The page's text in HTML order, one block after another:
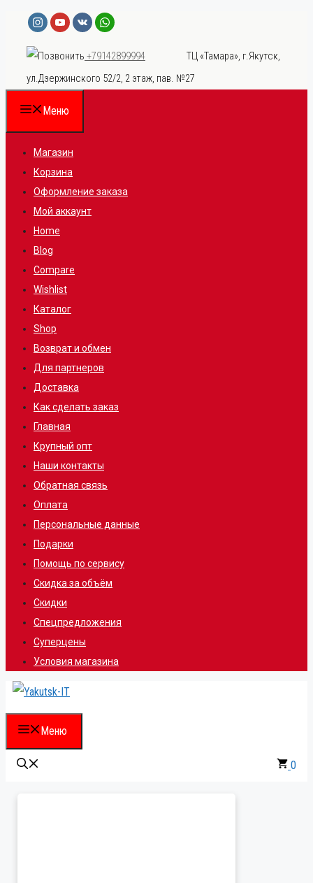
Перейти
содержимому
+79142899994
ТЦ «Тамара», г.Якутск,
ул.Дзержинского 52/2, 2 этаж, пав. №27
Меню
Магазин
Корзина
Оформление заказа
Мой аккаунт
Home
Blog
Compare
Wishlist
Каталог
Shop
Возврат и обмен
Для партнеров
Доставка
Как сделать заказ
Главная
Крупный опт
Наши контакты
Обратная связь
Оплата
Персональные данные
Подарки
Помощь по сервису
Скидка за объём
Скидки
Спецпредложения
Суперцены
Условия магазина
Меню
0